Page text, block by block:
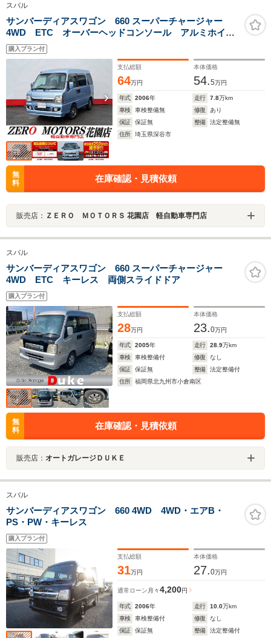
スバル
サンバーディアスワゴン 660 スーパーチャージャー
4WD ETC オーバーヘッドコンソール アルミホイー
ル ドアバイザー キーレスキー フルフラット エア
コン パワステ パワーウィンドウ ライトレベライザ
ー フォグライト リアヒーター 車検2年
購入プラン付
支払総額
64万円
本体価格
54.5万円
年式 2006年 走行 7.8万km
車検
車検整備無 修復
あり
保証
保証無 整備
法定整備無
住所
埼玉県深谷市
無
料
在庫確認・見積依頼
販売店： ＺＥＲＯ ＭＯＴＯＲＳ 花園店 軽自動車専門店
スバル
サンバーディアスワゴン 660 スーパーチャージャー
4WD ETC キーレス 両側スライドドア
購入プラン付
支払総額
28万円
本体価格
23.0万円
年式 2005年 走行 28.9万km
車検
車検整備付 修復
なし
保証
保証無 整備
法定整備付
住所
福岡県北九州市小倉南区
無
料
在庫確認・見積依頼
販売店： オートガレージＤＵＫＥ
スバル
サンバーディアスワゴン 660 4WD 4WD・エアB・
PS・PW・キーレス
購入プラン付
支払総額
31万円
本体価格
27.0万円
通常ローン 月々4,200円
年式 2006年 走行 10.0万km
車検
車検整備付 修復
なし
保証
保証無 整備
法定整備付